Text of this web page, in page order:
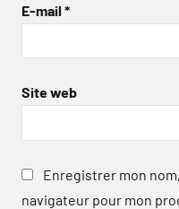
E-mail *
Site web
Enregistrer mon
navigateur pour mon